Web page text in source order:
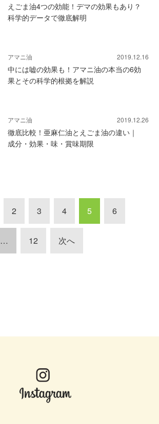
えごま油4つの効能！デマの効果もあり？
科学的データで徹底解明
アマニ油 2019.12.16
中には嘘の効果も！アマニ油の本当の6効
果とその科学的根拠を解説
アマニ油 2019.12.26
徹底比較！亜麻仁油とえごま油の違い｜
成分・効果・味・賞味期限
2 3 4 5 6
… 12 次へ